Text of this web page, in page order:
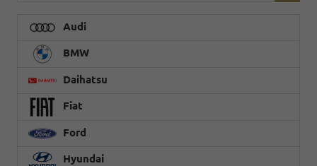
Audi
BMW
Daihatsu
Fiat
Ford
Hyundai